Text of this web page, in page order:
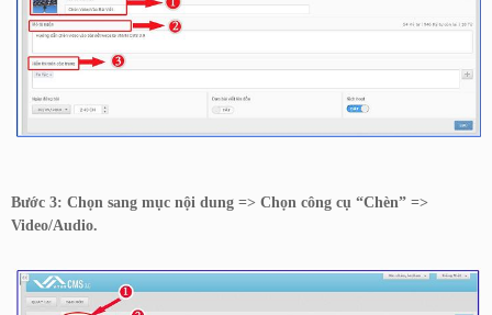
Bước 3: Chọn sang mục nội dung => Chọn công cụ “Chèn” =>
Video/Audio.